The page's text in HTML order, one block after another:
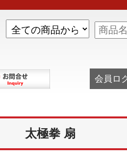
会員ロ
太極拳 扇